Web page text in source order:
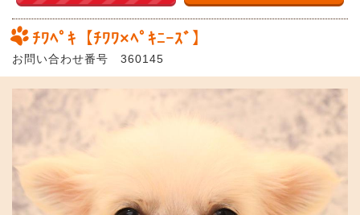
ﾁﾜﾍﾟｷ【ﾁﾜﾜ×ﾍﾟｷﾆｰｽﾞ】
お問い合わせ番号 360145